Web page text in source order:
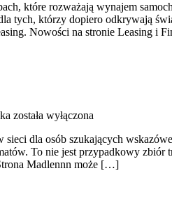
które rozważają wynajem
tych, którzy dopiero odkrywają
Nowości na stronie Leasing i
została wyłączona
dla osób szukających
To nie jest przypadkowy
Madlennn może […]